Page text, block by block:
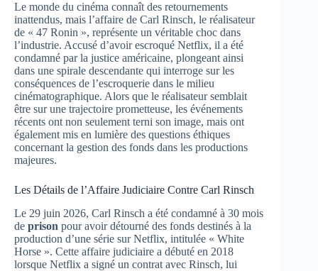
Le monde du cinéma connaît des retournements
inattendus, mais l’affaire de Carl Rinsch, le réalisateur
de « 47 Ronin », représente un véritable choc dans
l’industrie. Accusé d’avoir escroqué Netflix, il a été
condamné par la justice américaine, plongeant ainsi
dans une spirale descendante qui interroge sur les
conséquences de l’escroquerie dans le milieu
cinématographique. Alors que le réalisateur semblait
être sur une trajectoire prometteuse, les événements
récents ont non seulement terni son image, mais ont
également mis en lumière des questions éthiques
concernant la gestion des fonds dans les productions
majeures.
Les Détails de l’Affaire Judiciaire Contre Carl Rinsch
Le 29 juin 2026, Carl Rinsch a été condamné à 30 mois
de prison pour avoir détourné des fonds destinés à la
production d’une série sur Netflix, intitulée « White
Horse ». Cette affaire judiciaire a débuté en 2018
lorsque Netflix a signé un contrat avec Rinsch, lui